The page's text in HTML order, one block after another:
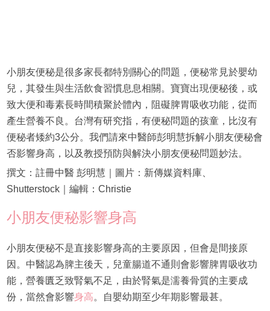
小朋友便秘是很多家長都特別關心的問題，便秘常見於嬰幼
兒，其發生與生活飲食習慣息息相關。寶寶出現便秘後，或
致大便和毒素長時間積聚於體內，阻礙脾胃吸收功能，從而
產生營養不良。台灣有研究指，有便秘問題的孩童，比沒有
便秘者矮約3公分。我們請來中醫師彭明慧拆解小朋友便秘會
否影響身高，以及教授預防與解決小朋友便秘問題妙法。
撰文：註冊中醫 彭明慧｜圖片：新傳媒資料庫、
Shutterstock｜編輯：Christie
小朋友便秘影響身高
小朋友便秘不是直接影響身高的主要原因，但會是間接原
因。中醫認為脾主後天，兒童腸道不通則會影響脾胃吸收功
能，營養匱乏致腎氣不足，由於腎氣是濡養骨質的主要成
份，當然會影響身高。自嬰幼期至少年期影響最甚。